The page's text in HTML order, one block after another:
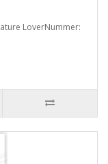
LoverNummer: